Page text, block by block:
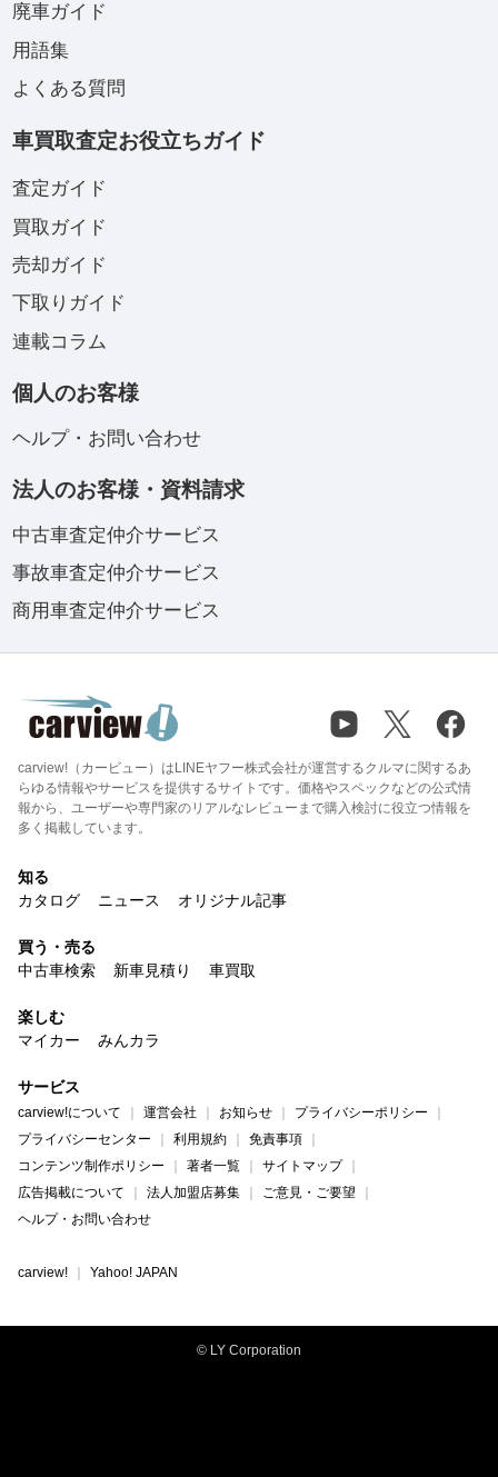
廃車ガイド
用語集
よくある質問
車買取査定お役立ちガイド
査定ガイド
買取ガイド
売却ガイド
下取りガイド
連載コラム
個人のお客様
ヘルプ・お問い合わせ
法人のお客様・資料請求
中古車査定仲介サービス
事故車査定仲介サービス
商用車査定仲介サービス
carview!（カービュー）はLINEヤフー株式会社が運営するクルマに関するあ
らゆる情報やサービスを提供するサイトです。価格やスペックなどの公式情
報から、ユーザーや専門家のリアルなレビューまで購入検討に役立つ情報を
多く掲載しています。
知る
カタログ
ニュース オリジナル記事
買う・売る
中古車検索
新車見積り 車買取
楽しむ
マイカー
みんカラ
サービス
carview!について 運営会社 お知らせ
プライバシーポリシー
プライバシーセンター
利用規約
免責事項
コンテンツ制作ポリシー
著者一覧
サイトマップ
広告掲載について
法人加盟店募集
ご意見・ご要望
ヘルプ・お問い合わせ
carview! Yahoo! JAPAN
© LY Corporation